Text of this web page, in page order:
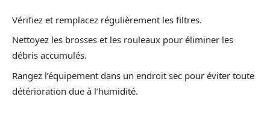
Vérifiez et remplacez régulièrement les filtres.
Nettoyez les brosses et les rouleaux pour éliminer les
débris accumulés.
Rangez l’équipement dans un endroit sec pour éviter toute
détérioration due à l’humidité.